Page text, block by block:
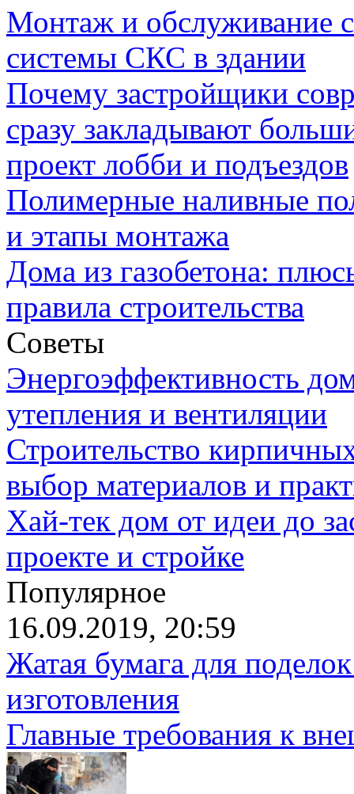
Монтаж и обслуживание
системы СКС в здании
Почему застройщики
сразу закладывают
проект лобби и подъездов
Полимерные наливные
и этапы монтажа
Дома из газобетона:
правила строительства
Советы
Энергоэффективность
утепления и вентиляции
Строительство
выбор материалов и
Хай-тек дом от идеи до
проекте и стройке
Популярное
16.09.2019, 20:59
Жатая бумага для
изготовления
Главные требования к